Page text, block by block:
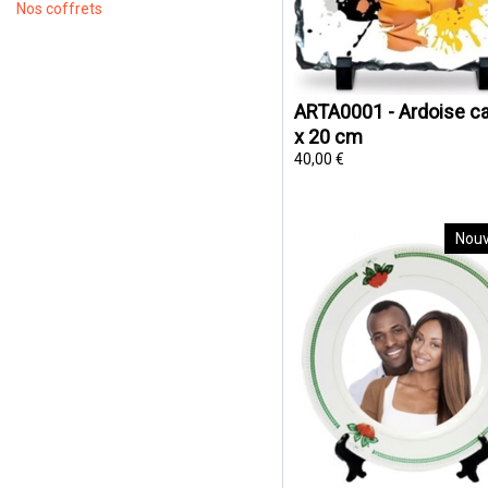
Nos coffrets
ARTA0001 - Ardoise
x 20 cm
40,00 €